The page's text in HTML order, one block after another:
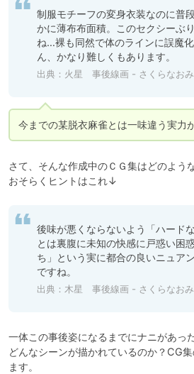
制服モチーフの変身衣装なのに普
かに薄布布面積。このセクシーぶ
ね…裸も同然で体のラインに誤魔
ん、かなり難しくもあります。
出典： 火星 事後線画 - さくらなおみ
今までの某脱衣麻雀とは一味違う実力
さて、そんな作成中のＣＧ集はどのよう
おそらくヒントはこれ↓
後味が悪くならないよう「ハード
とは裏腹に未知の快感に戸惑い困
ち」という実に都合の良いニュア
ですね。
出典： 木星 事後線画 - さくらなおみ
一体この事後姿になるまでにナニがあっ
どんなシーンが描かれているのか？CG
ます。